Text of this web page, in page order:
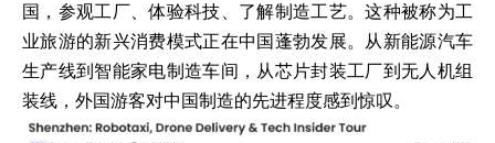
国，参观工厂、体验科技、了解制造工艺。这种被称为工
业旅游的新兴消费模式正在中国蓬勃发展。从新能源汽车
生产线到智能家电制造车间，从芯片封装工厂到无人机组
装线，外国游客对中国制造的先进程度感到惊叹。